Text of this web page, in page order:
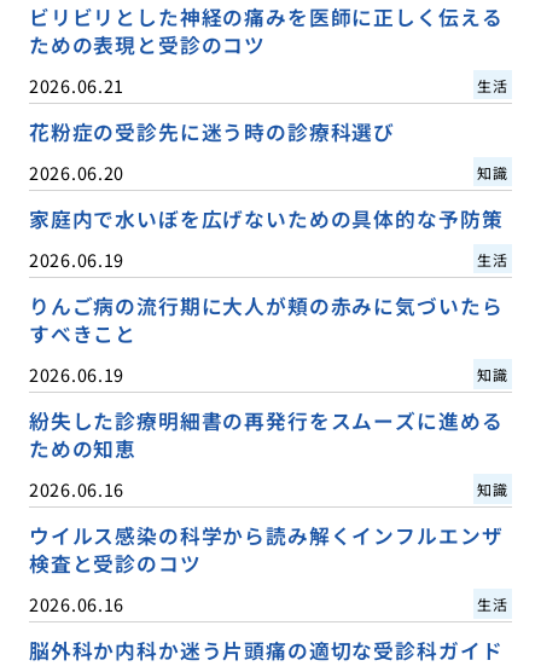
ビリビリとした神経の痛みを医師に正しく伝える
ための表現と受診のコツ
2026.06.21 生活
花粉症の受診先に迷う時の診療科選び
2026.06.20 知識
家庭内で水いぼを広げないための具体的な予防策
2026.06.19 生活
りんご病の流行期に大人が頬の赤みに気づいたら
すべきこと
2026.06.19 知識
紛失した診療明細書の再発行をスムーズに進める
ための知恵
2026.06.16 知識
ウイルス感染の科学から読み解くインフルエンザ
検査と受診のコツ
2026.06.16 生活
脳外科か内科か迷う片頭痛の適切な受診科ガイド